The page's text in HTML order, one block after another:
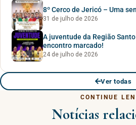
8º Cerco de Jericó – Uma
31 de julho de 2026
A juventude da Região
encontro marcado!
24 de julho de 2026
Ver todas
CONTINUE
Notícias